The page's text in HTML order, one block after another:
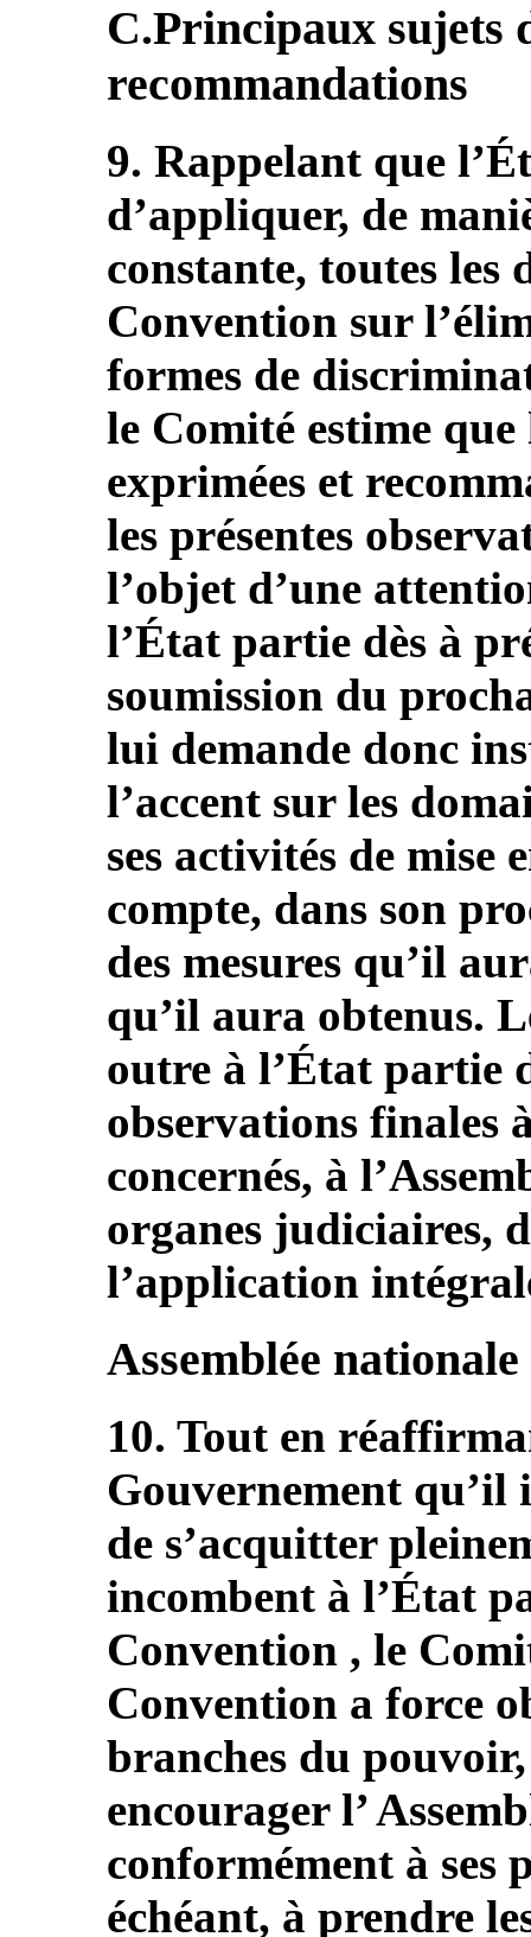
C.Principaux sujets
recommandations
9. Rappelant que
d’appliquer, de
constante, toutes les
Convention sur
formes de
le Comité estime
exprimées et
les présentes
l’objet d’une
l’État partie dès à
soumission du
lui demande donc
l’accent sur les
ses activités de mise
compte, dans son
des mesures qu’il
qu’il aura obtenus.
outre à l’État partie
observations finales
concernés, à
organes judiciaires,
l’application
Assemblée nationale
10. Tout en
Gouvernement qu’il
de s’acquitter
incombent à l’État
Convention , le
Convention a force
branches du
encourager l’
conformément à ses
échéant, à prendre